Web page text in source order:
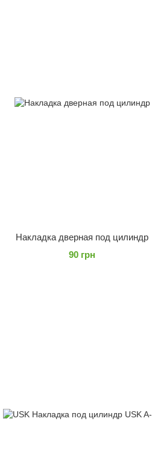
Накладка дверная под цилиндр
90 грн